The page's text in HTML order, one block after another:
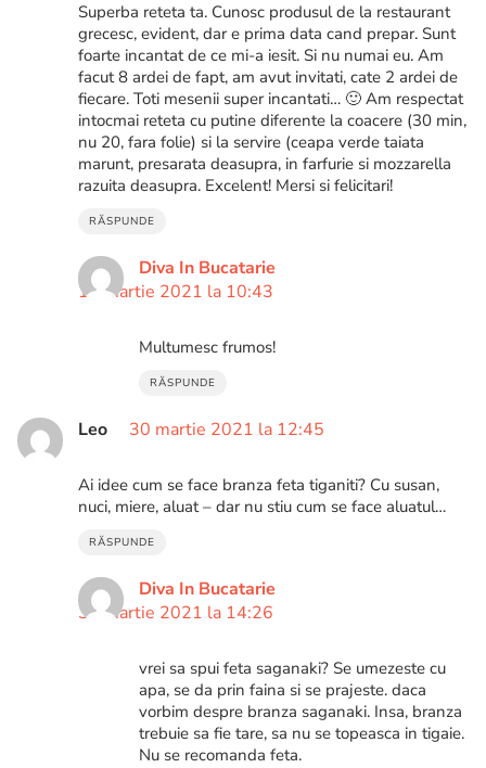
Superba reteta ta. Cunosc produsul de la restaurant
grecesc, evident, dar e prima data cand prepar. Sunt
foarte incantat de ce mi-a iesit. Si nu numai eu. Am
facut 8 ardei de fapt, am avut invitati, cate 2 ardei de
fiecare. Toti mesenii super incantati… 🙂 Am respectat
intocmai reteta cu putine diferente la coacere (30 min,
nu 20, fara folie) si la servire (ceapa verde taiata
marunt, presarata deasupra, in farfurie si mozzarella
razuita deasupra. Excelent! Mersi si felicitari!
RĂSPUNDE
Diva In Bucatarie
15 martie 2021 la 10:43
Multumesc frumos!
RĂSPUNDE
Leo 30 martie 2021 la 12:45
Ai idee cum se face branza feta tiganiti? Cu susan,
nuci, miere, aluat – dar nu stiu cum se face aluatul…
RĂSPUNDE
Diva In Bucatarie
30 martie 2021 la 14:26
vrei sa spui feta saganaki? Se umezeste cu
apa, se da prin faina si se prajeste. daca
vorbim despre branza saganaki. Insa, branza
trebuie sa fie tare, sa nu se topeasca in tigaie.
Nu se recomanda feta.